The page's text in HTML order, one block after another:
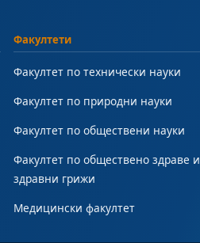
Факултети
Факултет по технически науки
Факултет по природни науки
Факултет по обществени науки
Факултет по обществено здраве и
здравни грижи
Медицински факултет